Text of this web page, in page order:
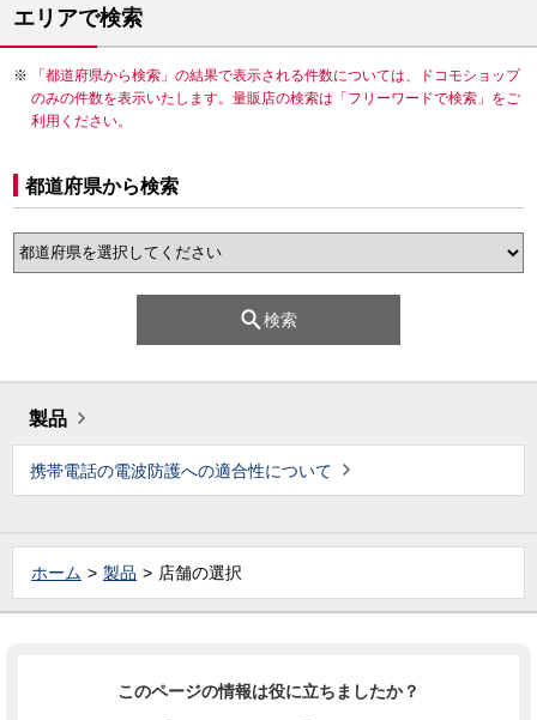
エリアで検索
「都道府県から検索」の結果で表示される件数については、ドコモショップ
のみの件数を表示いたします。量販店の検索は「フリーワードで検索」をご
利用ください。
都道府県から検索
検索
製品
携帯電話の電波防護への適合性について
ホーム 製品 店舗の選択
このページの情報は役に立ちましたか？